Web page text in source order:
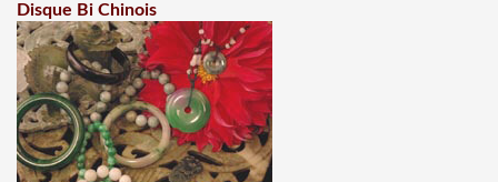
Disque Bi Chinois